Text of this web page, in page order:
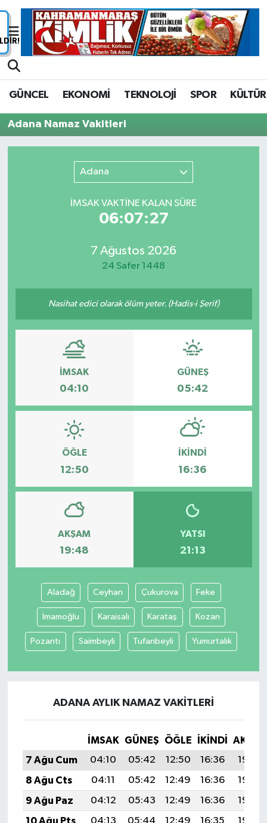
GÜNCEL EKONOMİ TEKNOLOJİ SPOR KÜLTÜR
Adana Namaz Vakitleri
Adana
İMSAK VAKTİNE KALAN SÜRE
06:07:27
7 Ağustos 2026
24 Safer 1448
Nasihat edici olarak ölüm yeter. (Hadis-i Şerif)
İMSAK
04:10
GÜNEŞ
05:42
ÖĞLE
12:50
İKINDI
16:36
AKŞAM
19:48
YATSI
21:13
Aladağ Ceyhan Çukurova Feke
İmamoğlu Karaisalı Karataş Kozan
Pozantı Saimbeyli Tufanbeyli Yumurtalık
ADANA AYLIK NAMAZ VAKITLERI
İMSAK GÜNEŞ ÖĞLE İKINDI
7 Ağu Cum
04:10 05:42 12:50 16:36
19:48
8 Ağu Cts
04:11 05:42 12:49 16:36
19:46
9 Ağu Paz
04:12 05:43 12:49 16:36
19:45
10 Ağu Pts
04:13 05:44 12:49 16:35
19:44
Nöbetçi Eczaneler
Trafik Durumu
Süper Lig Puan Durumu ve Fikstür
Tüm Manşetler